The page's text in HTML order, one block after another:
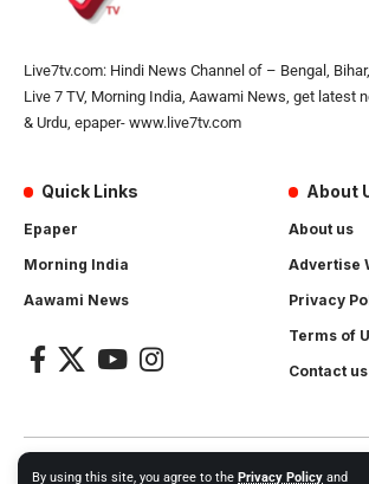
By using this site, you agree to the Privacy Policy and
Live7tv.com: Hindi News Channel of – Bengal,
Live 7 TV, Morning India, Aawami News, get latest
& Urdu, epaper- www.live7tv.com
Quick Links
Epaper
Morning India
Aawami News
About
About us
Advertise
Privacy
Terms of
Contact us
2024- All Rights Reserved.Live 7 tv. Website